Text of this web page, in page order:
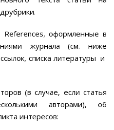
оформленныe в
журнала (см. ниже
списка литературы и
(в случае, если статья
авторами), об
интересов: